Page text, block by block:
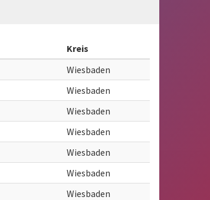
Kreis
Wiesbaden
Wiesbaden
Wiesbaden
Wiesbaden
Wiesbaden
Wiesbaden
Wiesbaden